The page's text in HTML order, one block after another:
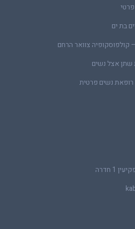
בת ים
קולפוסקופיה צוואר הרחם
שתן אצל נשים
רופאת נשים פרטית
1 חדרה